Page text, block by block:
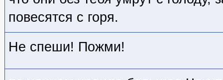
повесятся с горя.
Не спеши! Пожми!